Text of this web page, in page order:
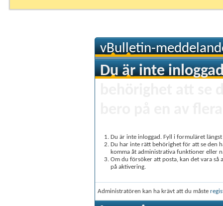
vBulletin-
Du är inte
Du är inte inloggad. Fyll i formuläret
Du har inte rätt behörighet för att se den
komma åt administrativa funktioner eller
Om du försöker att posta, kan det vara
på aktivering.
Administratören kan ha krävt att du måste